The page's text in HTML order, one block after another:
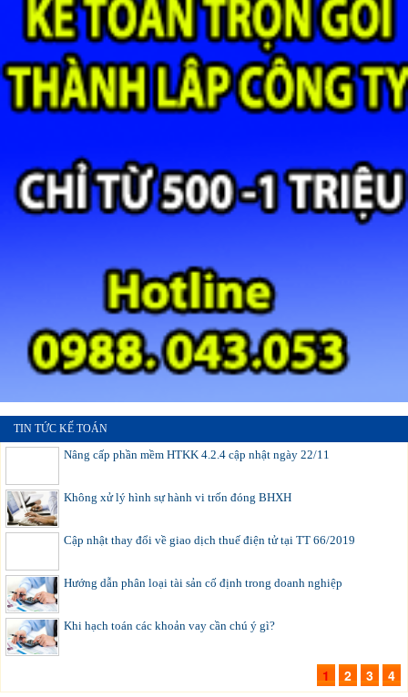
TIN TỨC KẾ TOÁN
Nâng cấp phần mềm HTKK 4.2.4 cập nhật ngày 22/11
Không xử lý hình sự hành vi trốn đóng BHXH
Cập nhật thay đổi về giao dịch thuế điện tử tại TT 66/2019
Hướng dẫn phân loại tài sản cố định trong doanh nghiệp
Khi hạch toán các khoản vay cần chú ý gì?
1 2 3 4